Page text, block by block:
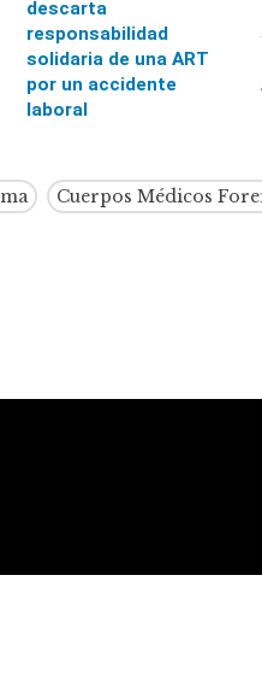
descarta
responsabilidad
solidaria de una ART
por un accidente
laboral
Cuerpos Médicos